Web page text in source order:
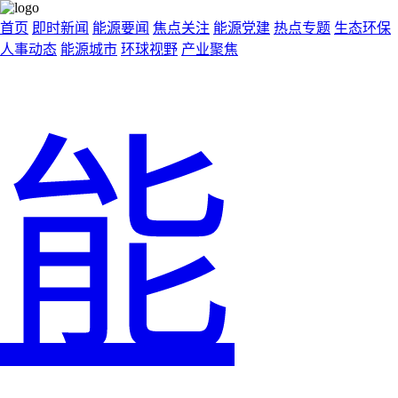
首页 即时新闻 能源要闻 焦点关注 能源党建 热点专题 生态环保
人事动态 能源城市 环球视野 产业聚焦
能